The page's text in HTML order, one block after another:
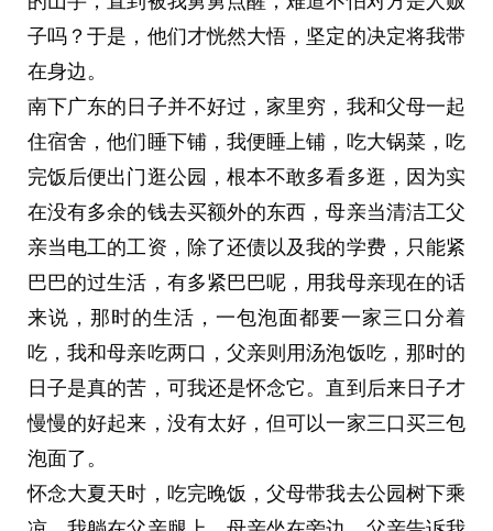
子吗？于是，他们才恍然大悟，坚定的决定将我带
在身边。
南下广东的日子并不好过，家里穷，我和父母一起
住宿舍，他们睡下铺，我便睡上铺，吃大锅菜，吃
完饭后便出门逛公园，根本不敢多看多逛，因为实
在没有多余的钱去买额外的东西，母亲当清洁工父
亲当电工的工资，除了还债以及我的学费，只能紧
巴巴的过生活，有多紧巴巴呢，用我母亲现在的话
来说，那时的生活，一包泡面都要一家三口分着
吃，我和母亲吃两口，父亲则用汤泡饭吃，那时的
日子是真的苦，可我还是怀念它。直到后来日子才
慢慢的好起来，没有太好，但可以一家三口买三包
泡面了。
怀念大夏天时，吃完晚饭，父母带我去公园树下乘